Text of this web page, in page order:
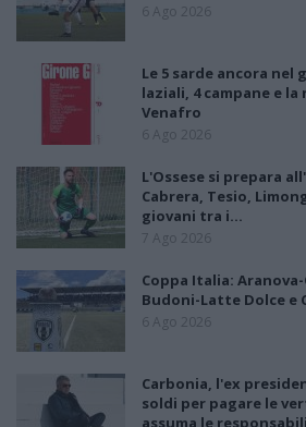
6 Ago 2026
Le 5 sarde ancora nel
laziali, 4 campane e
Venafro
6 Ago 2026
L'Ossese si prepara
Cabrera, Tesio,
giovani tra i…
7 Ago 2026
Coppa Italia:
Budoni-Latte Dolce e
6 Ago 2026
Carbonia, l'ex
soldi per pagare le
assuma le